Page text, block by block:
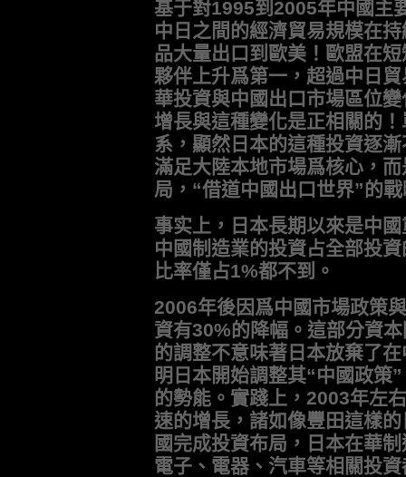
基于對1995到2005年中國主
中日之間的經濟貿易規模在
品大量出口到歐美！歐盟在
夥伴上升爲第一，超過中日
華投資與中國出口市場區位
增長與這種變化是正相關的
系，顯然日本的這種投資逐
滿足大陸本地市場爲核心，
局，“借道中國出口世界”的
事实上，日本長期以來是中
中國制造業的投資占全部投
比率僅占1%都不到。
2006年後因爲中國市場政策
資有30%的降幅。這部分資
的調整不意味著日本放棄了
明日本開始調整其“中國政策
的勢能。實踐上，2003年左
速的增長，諸如像豐田這樣
國完成投資布局，日本在華
電子、電器、汽車等相關投